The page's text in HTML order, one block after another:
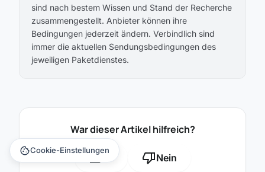
sind nach bestem Wissen und Stand der Recherche
zusammengestellt. Anbieter können ihre
Bedingungen jederzeit ändern. Verbindlich sind
immer die aktuellen Sendungsbedingungen des
jeweiligen Paketdienstes.
War dieser Artikel hilfreich?
thumb_up Ja thumb_downNein
cookieCookie-Einstellungen